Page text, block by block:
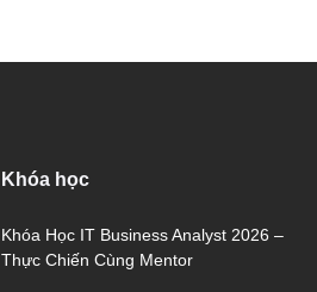
Khóa học
Khóa Học IT Business Analyst 2026 –
Thực Chiến Cùng Mentor